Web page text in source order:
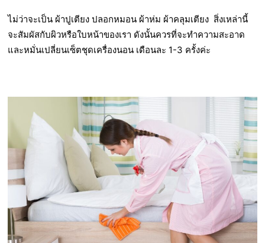
ไม่ว่าจะเป็น ผ้าปูเตียง ปลอกหมอน ผ้าห่ม ผ้าคลุมเตียง สิ่งเหล่านี้
จะสัมผัสกับผิวหรือใบหน้าของเรา ดังนั้นควรที่จะทำความสะอาด
และหมั่นเปลี่ยนเซ็ตชุดเครื่องนอน เดือนละ 1-3 ครั้งค่ะ